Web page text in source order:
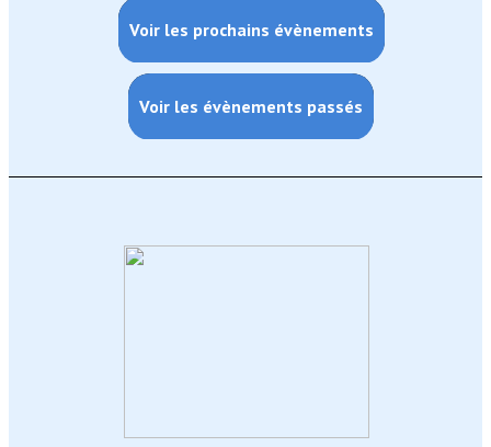
Voir les prochains évènements
Voir les évènements passés